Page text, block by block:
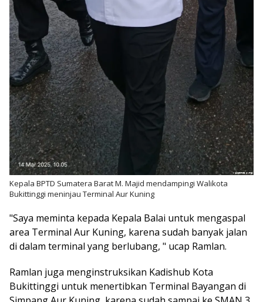
Kepala BPTD Sumatera Barat M. Majid mendampingi Walikota
Bukittinggi meninjau Terminal Aur Kuning
"Saya meminta kepada Kepala Balai untuk mengaspal
area Terminal Aur Kuning, karena sudah banyak jalan
di dalam terminal yang berlubang, " ucap Ramlan.
Ramlan juga menginstruksikan Kadishub Kota
Bukittinggi untuk menertibkan Terminal Bayangan di